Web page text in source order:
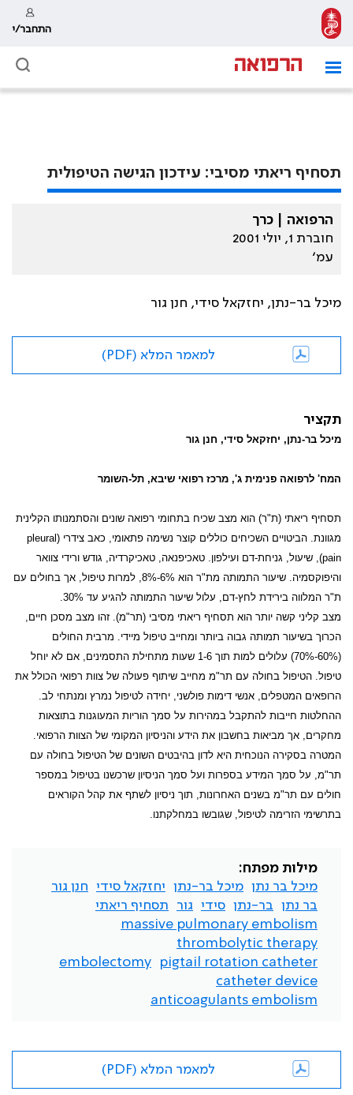
התחבר/י
תסחיף ריאתי מסיבי: עידכון הגישה הטיפולית
הרפואה | כרך
חוברת 1, יולי 2001
עמ׳
מיכל בר-נתן, יחזקאל סידי, חנן גור
למאמר המלא (PDF)
תקציר
מיכל בר-נתן, יחזקאל סידי, חנן גור
המח' לרפואה פנימית ג', מרכז רפואי שיבא, תל-השומר
תסחיף ריאתי (ת"ר) הוא מצב שכיח בתחומי רפואה שונים והסתמנותו הקלינית
מגוונת. הביטויים השכיחים כוללים קוצר נשימה פתאומי, כאב צידרי (pleural
pain), שיעול, גניחת-דם ועילפון. טאכיפנאה, טאכיקרדיה, גודש ורידי צוואר
והיפוקסמיה. שיעור התמותה מת"ר הוא 6%-8%, למרות טיפול, אך בחולים עם
ת"ר המלווה בירידת לחץ-דם, עלול שיעור התמותה להגיע עד 30%.
מצב קליני קשה יותר הוא תסחיף ריאתי מסיבי (תר"מ). זהו מצב מסכן חיים,
הכרוך בשיעור תמותה גבוה ביותר ומחייב טיפול מיידי. מרבית החולים
(60%-70%) עלולים למות תוך 1-6 שעות מתחילת התסמינים, אם לא יוחל
טיפול. הטיפול בחולה עם תר"מ מחייב שיתוף פעולה של צוות רפואי הכולל את
הרופאים המטפלים, אנשי דימות פולשני, יחידה לטיפול נמרץ ומנתחי לב.
ההחלטות חייבות להתקבל במהירות על סמך הוריות המעוגנות בתוצאות
מחקרים, אך מביאות בחשבון את הידע והניסיון המקומי של הצוות הרפואי.
המטרה בסקירה הנוכחית היא לדון בהיבטים השונים של הטיפול בחולה עם
תר"מ, על סמך המידע בספרות ועל סמך הניסיון שרכשנו בטיפול במספר
חולים עם תר"מ בשנים האחרונות, תוך ניסיון לשתף את קהל הקוראים
בתרשימי הזרימה לטיפול, שגובשו במחלקתנו.
מילות מפתח:
מיכל בר נתן מיכל בר-נתן יחזקאל סידי
חנן גור
בר נתן
בר-נתן סידי גור
תסחיף ריאתי
massive pulmonary embolism
thrombolytic therapy
pigtail rotation catheter
embolectomy
catheter device
anticoagulants embolism
למאמר המלא (PDF)